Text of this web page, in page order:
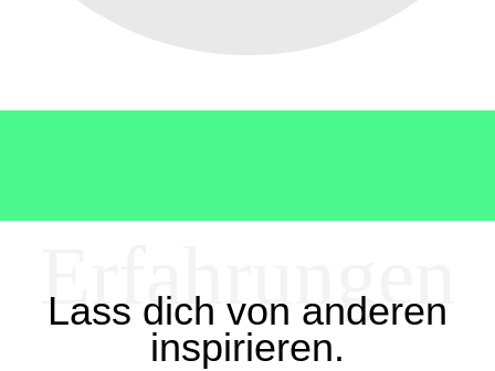
Erfahrungen
Lass dich von anderen
inspirieren.